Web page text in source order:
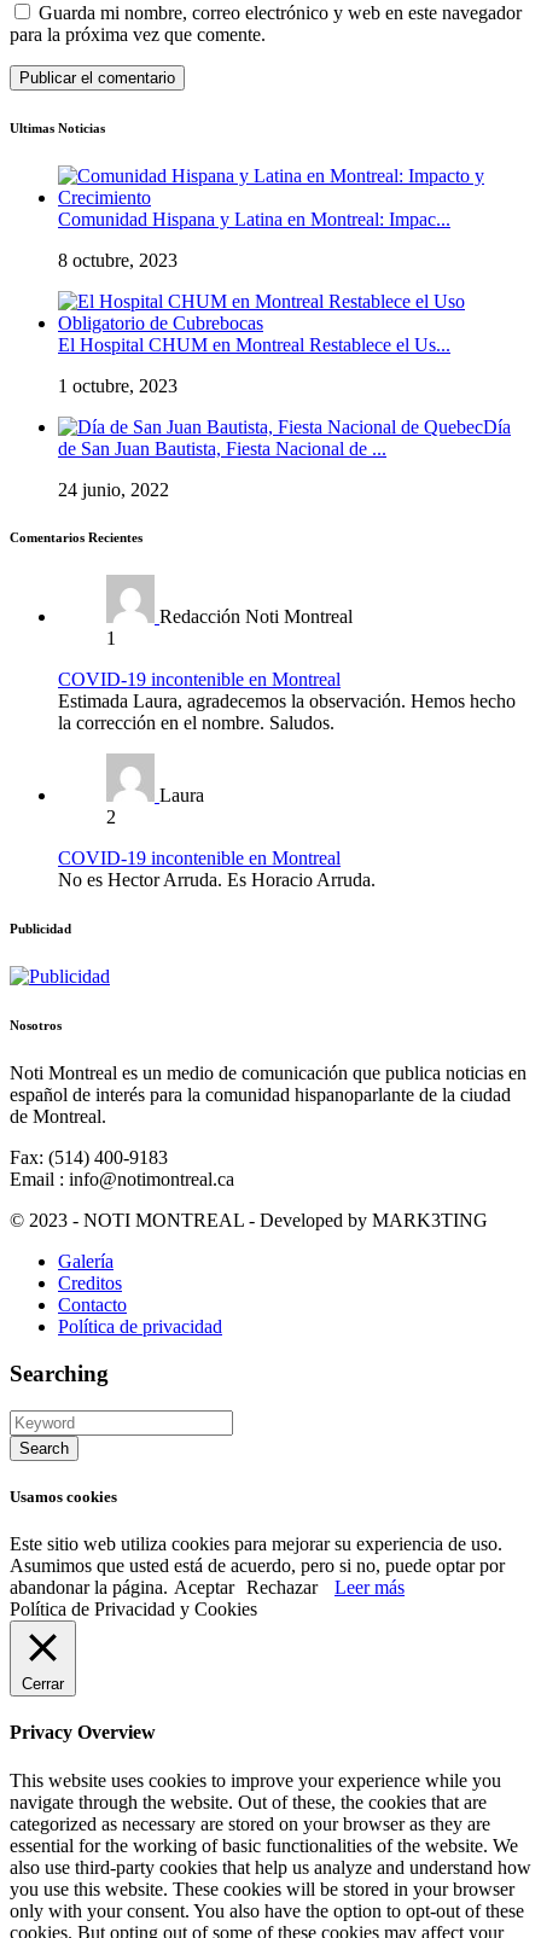
Guarda mi nombre, correo electrónico y web en este navegador
para la próxima vez que comente.
Ultimas Noticias
Comunidad Hispana y Latina en Montreal: Impac...
8 octubre, 2023
El Hospital CHUM en Montreal Restablece el Us...
1 octubre, 2023
Día
de San Juan Bautista, Fiesta Nacional de ...
24 junio, 2022
Comentarios Recientes
Redacción Noti Montreal
1
COVID-19 incontenible en Montreal
Estimada Laura, agradecemos la observación. Hemos hecho
la corrección en el nombre. Saludos.
Laura
2
COVID-19 incontenible en Montreal
No es Hector Arruda. Es Horacio Arruda.
Publicidad
Nosotros
Noti Montreal es un medio de comunicación que publica noticias en
español de interés para la comunidad hispanoparlante de la ciudad
de Montreal.
Fax: (514) 400-9183
Email : info@notimontreal.ca
© 2023 - NOTI MONTREAL - Developed by MARK3TING
Galería
Creditos
Contacto
Política de privacidad
Searching
Usamos cookies
Este sitio web utiliza cookies para mejorar su experiencia de uso.
Asumimos que usted está de acuerdo, pero si no, puede optar por
abandonar la página. Aceptar Rechazar
Leer más
Política de Privacidad y Cookies
Cerrar
Privacy Overview
This website uses cookies to improve your experience while you
navigate through the website. Out of these, the cookies that are
categorized as necessary are stored on your browser as they are
essential for the working of basic functionalities of the website. We
also use third-party cookies that help us analyze and understand how
you use this website. These cookies will be stored in your browser
only with your consent. You also have the option to opt-out of these
cookies. But opting out of some of these cookies may affect your